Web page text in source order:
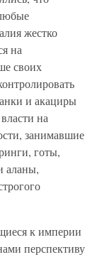
жестко
на
своих
и акациры
на
занимавшие
готы,
аланы,
к империи
перспективу